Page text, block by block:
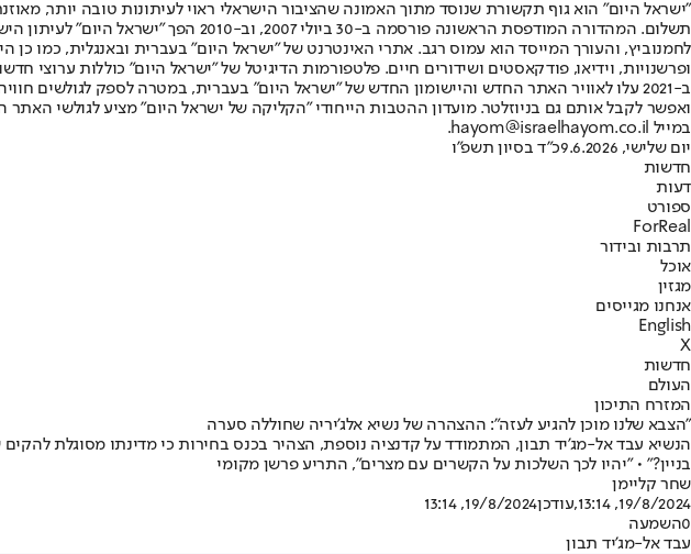
"ישראל היום" הוא גוף תקשורת שנוסד מתוך האמונה שהציבור הישראלי ראוי לעיתונות טובה יותר,
תשלום. המהדורה המודפסת הראשונה
ופרשנויות, וידיאו, פודקאסטים ושידורים חיים. פלטפורמות הדיגיטל של "ישראל היום" כוללות ערוצי
ב-2021 עלו לאוויר האתר החדש והיישומון החדש של "ישראל היום" בעברית, במטרה לספק
ואפשר לקבל אותם גם בניוזלטר. מועדון ההטבות הייחודי "הקליקה של ישראל היום" מציע לגולשי
במייל hayom@israelhayom.co.il.
יום שלישי, 9.6.2026
כ"ד בסיון תשפ"ו
חדשות
דעות
ספורט
ForReal
תרבות ובידור
אוכל
מגזין
אנחנו מגייסים
English
X
חדשות
העולם
המזרח התיכון
"הצבא שלנו מוכן להגיע לעזה": ההצהרה של נשיא אלג'יריה שחוללה סערה
הנשיא עבד אל-מג'יד תבון, המתמודד על קדנציה נוספת, הצהיר בכנס בחירות כי מדינתו מסוגלת
בניין?" • "יהיו לכך השלכות על הקשרים עם מצרים", התריע פרשן מקומי
שחר קליימן
19/8/2024, 13:14
,עודכן19/8/2024, 13:14
0השמעה
עבד אל-מג'יד תבון